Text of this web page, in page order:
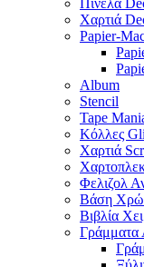
Πινέλα
Χαρτιά
Papier-
Album
Stencil
Tape
Κόλλες
Χαρτιά
Φελιζολ
Βάση
Βιβλία
Γράμματα